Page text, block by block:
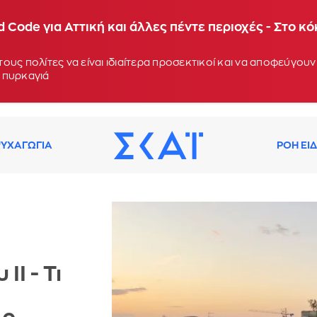
για Αττική και άλλες πέντε περιοχές - Στο
πολίτες να είναι ιδιαίτερα προσεκτικοί και να
ΡΟΗ
II - Τι